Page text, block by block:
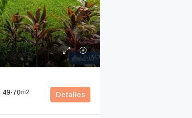
49-70m2
Detalles